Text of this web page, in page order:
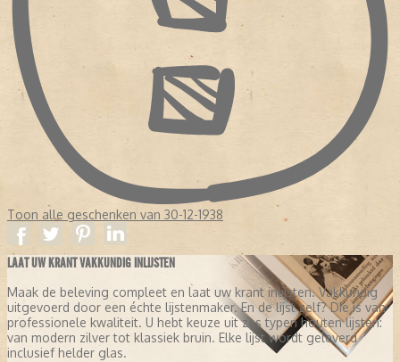
Toon alle geschenken van 30-12-1938
LAAT UW KRANT VAKKUNDIG INLIJSTEN
Maak de beleving compleet en laat uw krant inlijsten. Vakkundig
uitgevoerd door een échte lijstenmaker. En de lijst zelf? Die is van
professionele kwaliteit. U hebt keuze uit zes typen houten lijsten:
van modern zilver tot klassiek bruin. Elke lijst wordt geleverd
inclusief helder glas.